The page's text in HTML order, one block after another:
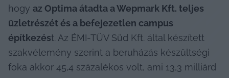
hogy az Optima átadta a Wepmark Kft. teljes
üzletrészét és a befejezetlen campus
építkezést. Az ÉMI-TÜV Süd Kft. által készített
szakvélemény szerint a beruházás készültségi
foka akkor 45,4 százalékos volt, ami 13,3 milliárd